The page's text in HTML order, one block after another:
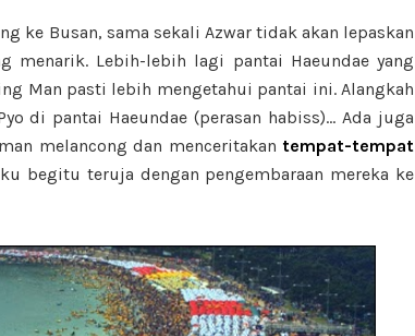
ke Busan, sama sekali Azwar tidak akan lepaskan
menarik. Lebih-lebih lagi pantai Haeundae yang
Man pasti lebih mengetahui pantai ini. Alangkah
di pantai Haeundae (perasan habiss)... Ada juga
melancong dan menceritakan tempat-tempat
begitu teruja dengan pengembaraan mereka ke